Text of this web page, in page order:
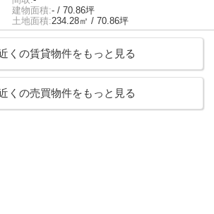
建物面積:- / 70.86坪
土地面積:234.28㎡ / 70.86坪
くの賃貸物件をもっと見る
くの売買物件をもっと見る